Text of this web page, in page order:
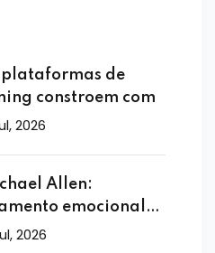
plataformas de
constroem com
2026
Allen:
emocional
2026